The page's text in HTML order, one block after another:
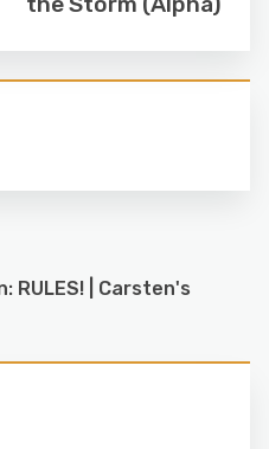
RULES! | Carsten's